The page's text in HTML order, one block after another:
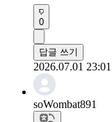
0
답글 쓰기
2026.07.01 23:01
soWombat891